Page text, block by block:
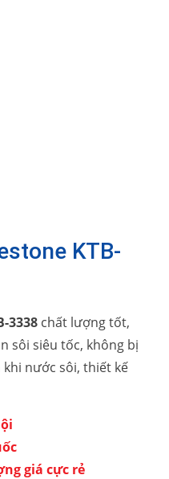
KTB-
3338 chất lượng tốt,
sôi siêu tốc, không bị
nước sôi, thiết kế
giá cực rẻ